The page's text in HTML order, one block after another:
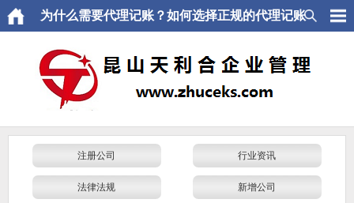
为什么需要代理记账？如何选择正规的代理记账
注册公司 行业资讯
法律法规 新增公司